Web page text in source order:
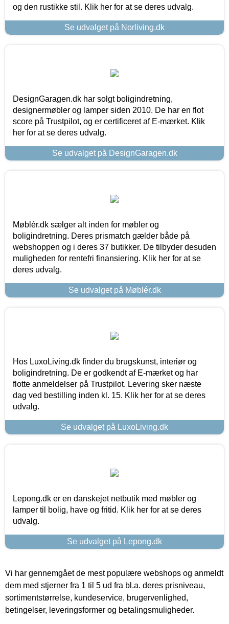
og den rustikke stil. Klik her for at se deres udvalg.
Se udvalget på Norliving.dk
DesignGaragen.dk har solgt boligindretning,
designermøbler og lamper siden 2010. De har en flot
score på Trustpilot, og er certificeret af E-mærket. Klik
her for at se deres udvalg.
Se udvalget på DesignGaragen.dk
Møblér.dk sælger alt inden for møbler og
boligindretning. Deres prismatch gælder både på
webshoppen og i deres 37 butikker. De tilbyder desuden
muligheden for rentefri finansiering. Klik her for at se
deres udvalg.
Se udvalget på Møblér.dk
Hos LuxoLiving.dk finder du brugskunst, interiør og
boligindretning. De er godkendt af E-mærket og har
flotte anmeldelser på Trustpilot. Levering sker næste
dag ved bestilling inden kl. 15. Klik her for at se deres
udvalg.
Se udvalget på LuxoLiving.dk
Lepong.dk er en danskejet netbutik med møbler og
lamper til bolig, have og fritid. Klik her for at se deres
udvalg.
Se udvalget på Lepong.dk
Vi har gennemgået de mest populære webshops og anmeldt
dem med stjerner fra 1 til 5 ud fra bl.a. deres prisniveau,
sortimentstørrelse, kundeservice, brugervenlighed,
betingelser, leveringsformer og betalingsmuligheder.